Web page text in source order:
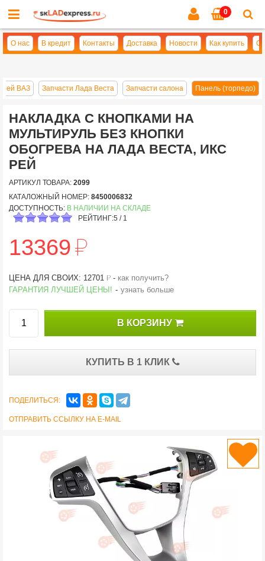
0
О нас В кредит Контакты Доставка Новости Как купить
ВАЗ Запчасти Лада Веста Запчасти салона Панель (торпедо)
НАКЛАДКА С КНОПКАМИ НА
МУЛЬТИРУЛЬ БЕЗ КНОПКИ
ОБОГРЕВА НА ЛАДА ВЕСТА, ИКС
РЕЙ
АРТИКУЛ ТОВАРА: 2099
КАТАЛОЖНЫЙ НОМЕР: 8450006832
ДОСТУПНОСТЬ: В НАЛИЧИИ НА СКЛАДЕ
РЕЙТИНГ:5 / 1
13369й
ЦЕНА ДЛЯ СВОИХ: 12701 й - как получить?
ГАРАНТИЯ ЛУЧШЕЙ ЦЕНЫ! - узнать больше
В КОРЗИНУ
КУПИТЬ В 1 КЛИК
ПОДЕЛИТЬСЯ:
ОТПРАВИТЬ ССЫЛКУ НА E-MAIL